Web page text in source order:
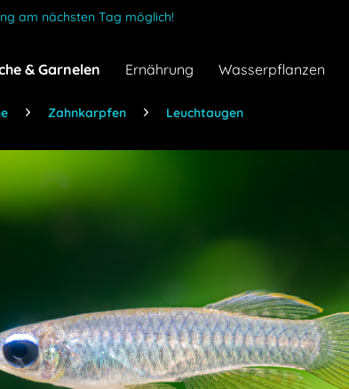
am nächsten Tag möglich!
& Garnelen Ernährung Wasserpflanzen
Zahnkarpfen Leuchtaugen